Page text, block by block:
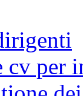
cv per